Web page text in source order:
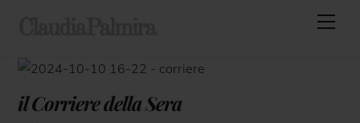
il Corriere della Sera